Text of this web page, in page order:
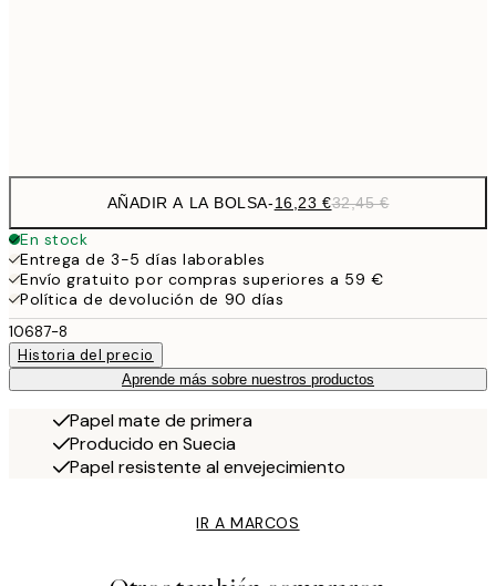
AÑADIR A LA BOLSA-16,23 €32,45 €
En stock
Entrega de 3-5 días laborables
Envío gratuito por compras superiores a 59 €
Política de devolución de 90 días
10687-8
Historia del precio
Aprende más sobre nuestros productos
Papel mate de primera
Producido en Suecia
Papel resistente al envejecimiento
IR A MARCOS